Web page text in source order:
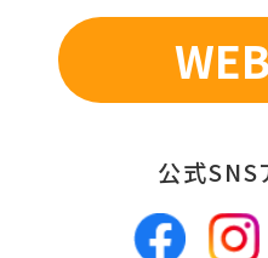
公式SNS